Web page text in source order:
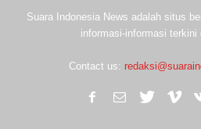
Suara Indonesia News adalah situs
informasi-informasi terkini
Contact us: